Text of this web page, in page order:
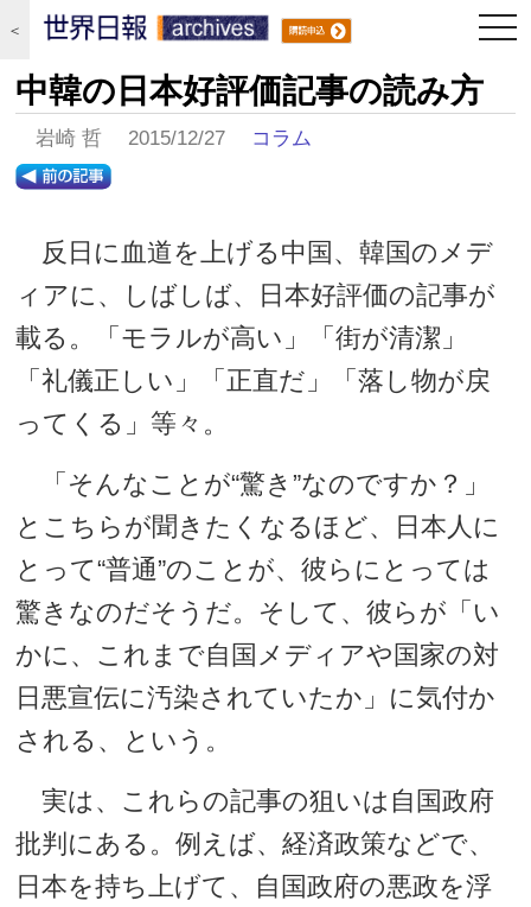
＜
中韓の日本好評価記事の読み方
岩崎 哲 2015/12/27 コラム
反日に血道を上げる中国、韓国のメデ
ィアに、しばしば、日本好評価の記事が
載る。「モラルが高い」「街が清潔」
「礼儀正しい」「正直だ」「落し物が戻
ってくる」等々。
「そんなことが“驚き”なのですか？」
とこちらが聞きたくなるほど、日本人に
とって“普通”のことが、彼らにとっては
驚きなのだそうだ。そして、彼らが「い
かに、これまで自国メディアや国家の対
日悪宣伝に汚染されていたか」に気付か
される、という。
実は、これらの記事の狙いは自国政府
批判にある。例えば、経済政策などで、
日本を持ち上げて、自国政府の悪政を浮